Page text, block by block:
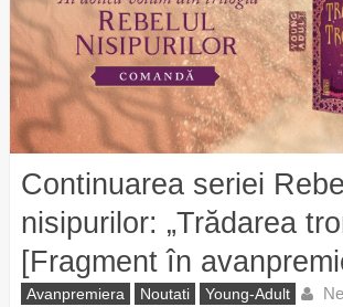
Continuarea seriei
nisipurilor: „Trădarea
[Fragment în
Avanpremiera Noutati Young-Adult